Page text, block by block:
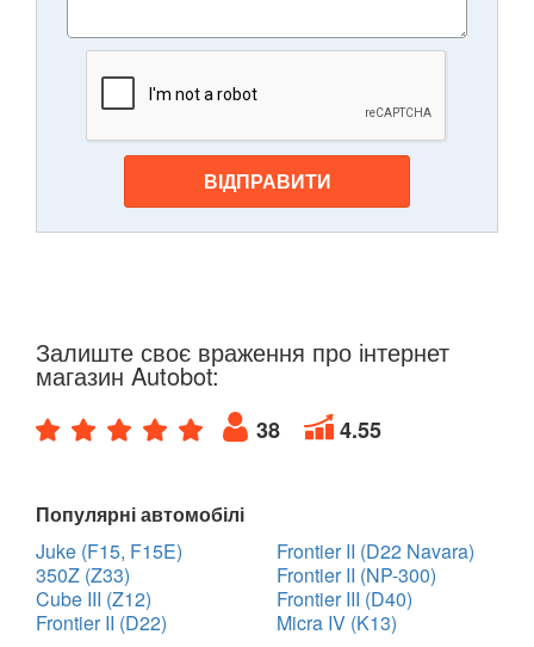
ВІДПРАВИТИ
Залиште своє враження про інтернет
магазин Autobot:
38 4.55
Популярні автомобілі
Juke (F15, F15E)
350Z (Z33)
Cube III (Z12)
Frontier II (D22)
Frontier II (D22 Navara)
Frontier II (NP-300)
Frontier III (D40)
Micra IV (K13)